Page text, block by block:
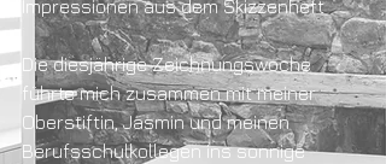
Impressionen aus dem Skizzenheft
Die diesjährige Zeichnungswoche
führte mich zusammen mit meiner
Oberstiftin, Jasmin und meinen
Berufsschulkollegen ins sonnige